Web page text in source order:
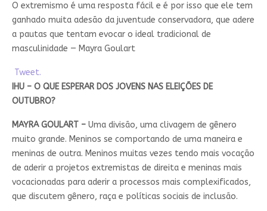
O extremismo é uma resposta fácil e é por isso que ele tem
ganhado muita adesão da juventude conservadora, que adere
a pautas que tentam evocar o ideal tradicional de
masculinidade — Mayra Goulart
Tweet.
IHU – O QUE ESPERAR DOS JOVENS NAS ELEIÇÕES DE
OUTUBRO?
MAYRA GOULART –Uma divisão, uma clivagem de gênero
muito grande. Meninos se comportando de uma maneira e
meninas de outra. Meninos muitas vezes tendo mais vocação
de aderir a projetos extremistas de direita e meninas mais
vocacionadas para aderir a processos mais complexificados,
que discutem gênero, raça e políticas sociais de inclusão.